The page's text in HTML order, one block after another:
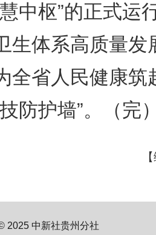
枢”的正式运
生体系高质量发
全省人民健康筑
防护墙”。（完
2025 中新社贵州分社